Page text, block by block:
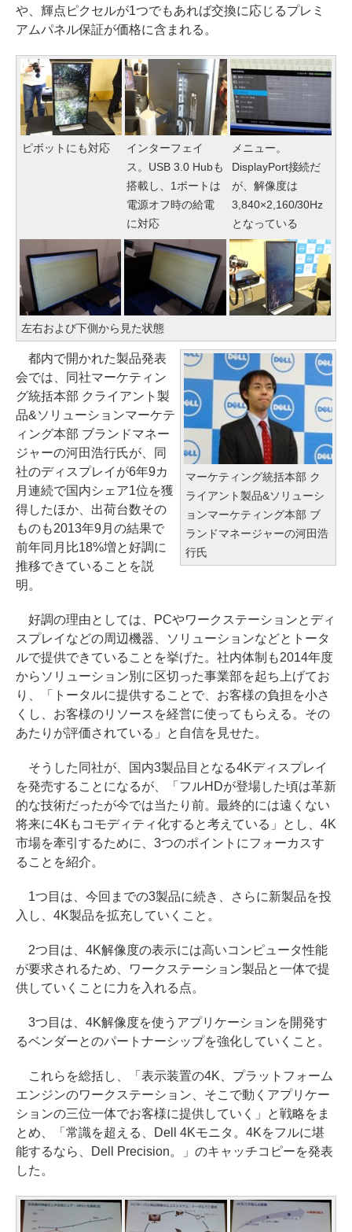
や、輝点ピクセルが1つでもあれば交換に応じるプレミ
アムパネル保証が価格に含まれる。
ピボットにも対応
インターフェイ
ス。USB 3.0 Hubも
搭載し、1ポートは
電源オフ時の給電
に対応
メニュー。
DisplayPort接続だ
が、解像度は
3,840×2,160/30Hz
となっている
左右および下側から見た状態
マーケティング統括本部 ク
ライアント製品&ソリューシ
ョンマーケティング本部 ブ
ランドマネージャーの河田浩
行氏
都内で開かれた製品発表
会では、同社マーケティン
グ統括本部 クライアント製
品&ソリューションマーケテ
ィング本部 ブランドマネー
ジャーの河田浩行氏が、同
社のディスプレイが6年9カ
月連続で国内シェア1位を獲
得したほか、出荷台数その
ものも2013年9月の結果で
前年同月比18%増と好調に
推移できていることを説
明。
好調の理由としては、PCやワークステーションとディ
スプレイなどの周辺機器、ソリューションなどとトータ
ルで提供できていることを挙げた。社内体制も2014年度
からソリューション別に区切った事業部を起ち上げてお
り、「トータルに提供することで、お客様の負担を小さ
くし、お客様のリソースを経営に使ってもらえる。その
あたりが評価されている」と自信を見せた。
そうした同社が、国内3製品目となる4Kディスプレイ
を発売することになるが、「フルHDが登場した頃は革新
的な技術だったが今では当たり前。最終的には遠くない
将来に4Kもコモディティ化すると考えている」とし、4K
市場を牽引するために、3つのポイントにフォーカスす
ることを紹介。
1つ目は、今回までの3製品に続き、さらに新製品を投
入し、4K製品を拡充していくこと。
2つ目は、4K解像度の表示には高いコンピュータ性能
が要求されるため、ワークステーション製品と一体で提
供していくことに力を入れる点。
3つ目は、4K解像度を使うアプリケーションを開発す
るベンダーとのパートナーシップを強化していくこと。
これらを総括し、「表示装置の4K、プラットフォーム
エンジンのワークステーション、そこで動くアプリケー
ションの三位一体でお客様に提供していく」と戦略をま
とめ、「常識を超える、Dell 4Kモニタ。4Kをフルに堪
能するなら、Dell Precision。」のキャッチコピーを発表
した。